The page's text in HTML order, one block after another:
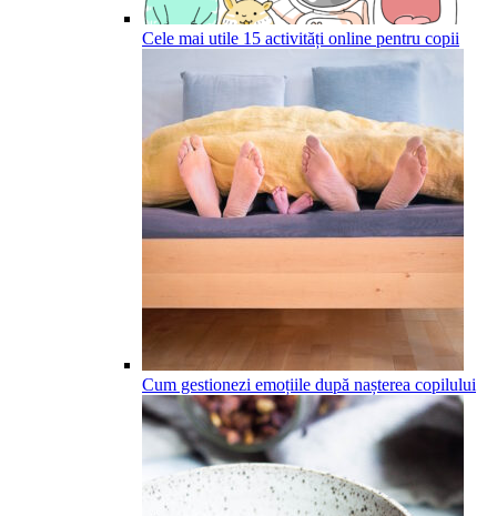
Cele mai utile 15 activități online pentru copii
Cum gestionezi emoțiile după nașterea copilului